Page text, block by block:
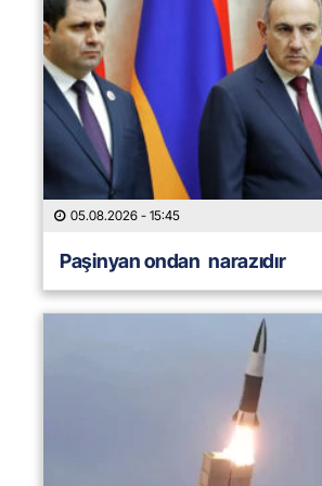
05.08.2026 - 15:45
Paşinyan ondan narazıdır